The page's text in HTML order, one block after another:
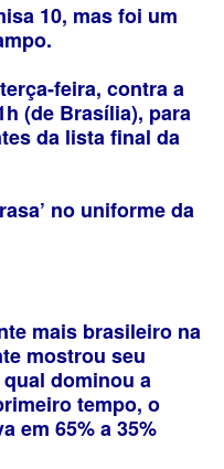
10, mas foi um
feira, contra a
(de Brasília), para
da lista final da
no uniforme da
mais brasileiro na
mostrou seu
dominou a
tempo, o
em 65% a 35%